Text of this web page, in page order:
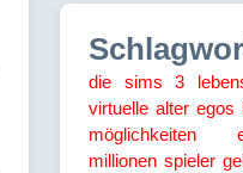
die sims 3
virtuelle alter egos
möglichkeiten
millionen spieler